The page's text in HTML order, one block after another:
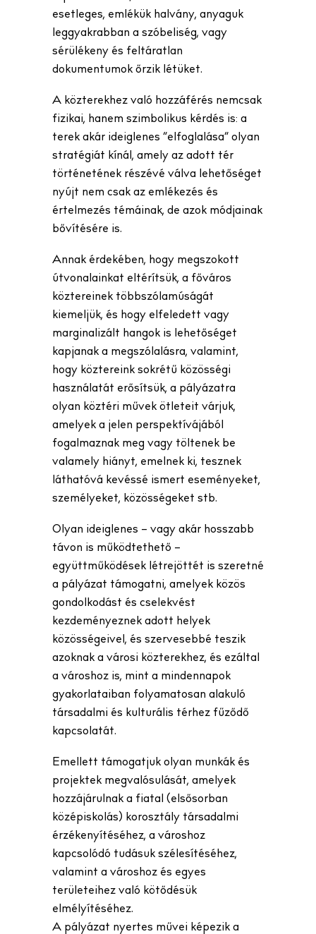
esetleges, emlékük halvány, anyaguk
leggyakrabban a szóbeliség, vagy
sérülékeny és feltáratlan
dokumentumok őrzik létüket.
A közterekhez való hozzáférés nemcsak
fizikai, hanem szimbolikus kérdés is: a
terek akár ideiglenes “elfoglalása” olyan
stratégiát kínál, amely az adott tér
történetének részévé válva lehetőséget
nyújt nem csak az emlékezés és
értelmezés témáinak, de azok módjainak
bővítésére is.
Annak érdekében, hogy megszokott
útvonalainkat eltérítsük, a főváros
köztereinek többszólamúságát
kiemeljük, és hogy elfeledett vagy
marginalizált hangok is lehetőséget
kapjanak a megszólalásra, valamint,
hogy köztereink sokrétű közösségi
használatát erősítsük, a pályázatra
olyan köztéri művek ötleteit várjuk,
amelyek a jelen perspektívájából
fogalmaznak meg vagy töltenek be
valamely hiányt, emelnek ki, tesznek
láthatóvá kevéssé ismert eseményeket,
személyeket, közösségeket stb.
Olyan ideiglenes – vagy akár hosszabb
távon is működtethető –
együttműködések létrejöttét is szeretné
a pályázat támogatni, amelyek közös
gondolkodást és cselekvést
kezdeményeznek adott helyek
közösségeivel, és szervesebbé teszik
azoknak a városi közterekhez, és ezáltal
a városhoz is, mint a mindennapok
gyakorlataiban folyamatosan alakuló
társadalmi és kulturális térhez fűződő
kapcsolatát.
Emellett támogatjuk olyan munkák és
projektek megvalósulását, amelyek
hozzájárulnak a fiatal (elsősorban
középiskolás) korosztály társadalmi
érzékenyítéséhez, a városhoz
kapcsolódó tudásuk szélesítéséhez,
valamint a városhoz és egyes
területeihez való kötődésük
elmélyítéséhez.
A pályázat nyertes művei képezik a